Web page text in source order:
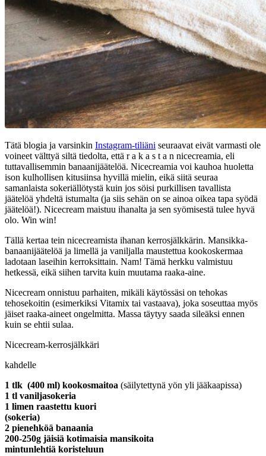
Tätä blogia ja varsinkin Instagram-tiliäni seuraavat eivät varmasti ole
voineet välttyä siltä tiedolta, että r a k a s t a n nicecreamia, eli
tuttavallisemmin banaanijäätelöä. Nicecreamia voi kauhoa huoletta
ison kulhollisen kitusiinsa hyvillä mielin, eikä siitä seuraa
samanlaista sokeriällötystä kuin jos söisi purkillisen tavallista
jäätelöä yhdeltä istumalta (ja siis sehän on se ainoa oikea tapa syödä
jäätelöä!). Nicecream maistuu ihanalta ja sen syömisestä tulee hyvä
olo. Win win!
Tällä kertaa tein nicecreamista ihanan kerrosjälkkärin. Mansikka-
banaanijäätelöä ja limellä ja vaniljalla maustettua kookoskermaa
ladotaan laseihin kerroksittain. Nam! Tämä herkku valmistuu
hetkessä, eikä siihen tarvita kuin muutama raaka-aine.
Nicecream onnistuu parhaiten, mikäli käytössäsi on tehokas
tehosekoitin (esimerkiksi Vitamix tai vastaava), joka soseuttaa myös
jäiset raaka-aineet ongelmitta. Massa täytyy saada sileäksi ennen
kuin se ehtii sulaa.
Nicecream-kerrosjälkkäri
kahdelle
1 tlk (400 ml) kookosmaitoa (säilytettynä yön yli jääkaapissa)
1 tl vaniljasokeria
1 limen raastettu kuori
(sokeria)
2 pienehköä banaania
200-250g jäisiä kotimaisia mansikoita
mintunlehtiä koristeluun